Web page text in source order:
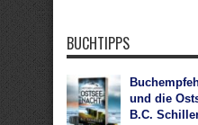
BUCHTIPPS
und die
B.C.